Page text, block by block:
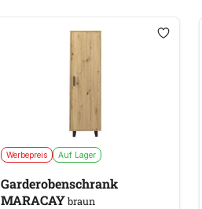
Werbepreis Auf Lager
Garderobenschrank
MARACAYbraun